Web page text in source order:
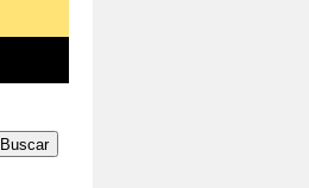
Buscar